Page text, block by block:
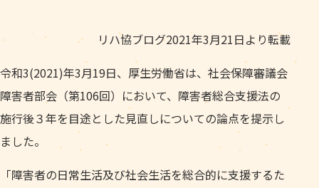
リハ協ブログ2021年3月21日より転載
令和3(2021)年3月19日、厚生労働省は、社会保障審議会
障害者部会（第106回）において、障害者総合支援法の
施行後３年を目途とした見直しについての論点を提示し
ました。
「障害者の日常生活及び社会生活を総合的に支援するた